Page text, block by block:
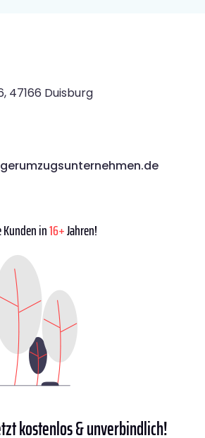
47166 Duisburg
in16+Jahren!
kostenlos & unverbindlich!